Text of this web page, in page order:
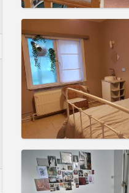
Infos Pratiques
Loyer: 450 €
Charges:150 €
Durée:12 mois, 11
mois, 3-4 mois,
mois
Domiciliation:Non
Domiciliation:Sous